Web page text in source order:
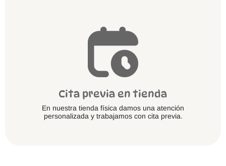
Cita previa en tienda
En nuestra tienda física damos una atención
personalizada y trabajamos con cita previa.